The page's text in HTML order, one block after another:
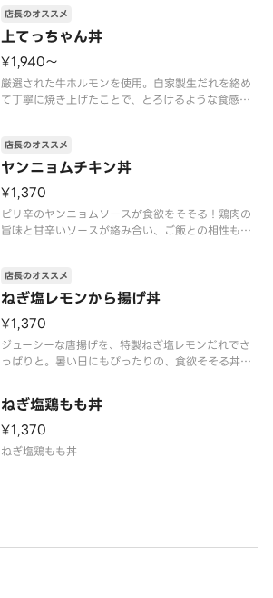
上てっちゃん丼
店長のオススメ
¥1,940〜
厳選された牛ホルモンを使用。自家製生だれを絡め
て丁寧に焼き上げたことで、とろけるような食感と
ヤンニョムチキン丼
店長のオススメ
¥1,370
ピリ辛のヤンニョムソースが食欲をそそる！鶏肉の
旨味と甘辛いソースが絡み合い、ご飯との相性も抜
ねぎ塩レモンから揚げ丼
店長のオススメ
¥1,370
ジューシーな唐揚げを、特製ねぎ塩レモンだれでさ
っぱりと。暑い日にもぴったりの、食欲そそる丼で
ねぎ塩鶏もも丼
¥1,370
ねぎ塩鶏もも丼